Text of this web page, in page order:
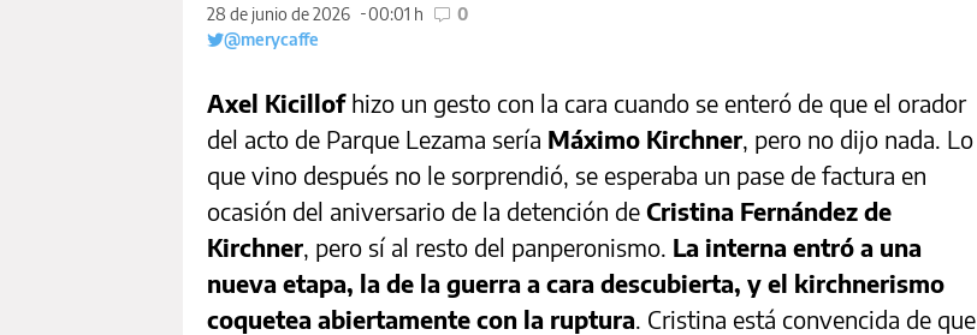
28 de junio de 2026
00:01 h
0
@merycaffe
Axel Kicillof hizo un gesto con la cara cuando se enteró de que el orador
del acto de Parque Lezama sería Máximo Kirchner, pero no dijo nada. Lo
que vino después no le sorprendió, se esperaba un pase de factura en
ocasión del aniversario de la detención de Cristina Fernández de
Kirchner, pero sí al resto del panperonismo. La interna entró a una
nueva etapa, la de la guerra a cara descubierta, y el kirchnerismo
coquetea abiertamente con la ruptura. Cristina está convencida de que